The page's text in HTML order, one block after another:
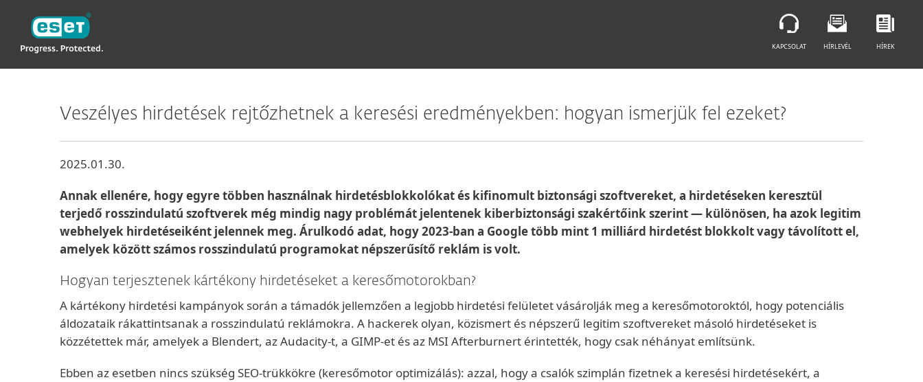
Veszélyes hirdetések rejtőzhetnek a keresési eredményekben: hogyan ismerjük fel ezeket?
2025.01.30.
Annak ellenére, hogy egyre többen használnak hirdetésblokkolókat és kifinomult biztonsági szoftvereket, a hirdetéseken keresztül
terjedő rosszindulatú szoftverek még mindig nagy problémát jelentenek kiberbiztonsági szakértőink szerint — különösen, ha azok legitim
webhelyek hirdetéseiként jelennek meg. Árulkodó adat, hogy 2023-ban a Google több mint 1 milliárd hirdetést blokkolt vagy távolított el,
amelyek között számos rosszindulatú programokat népszerűsítő reklám is volt.
Hogyan terjesztenek kártékony hirdetéseket a keresőmotorokban?
A kártékony hirdetési kampányok során a támadók jellemzően a legjobb hirdetési felületet vásárolják meg a keresőmotoroktól, hogy potenciális
áldozataik rákattintsanak a rosszindulatú reklámokra. A hackerek olyan, közismert és népszerű legitim szoftvereket másoló hirdetéseket is
közzétettek már, amelyek a Blendert, az Audacity-t, a GIMP-et és az MSI Afterburnert érintették, hogy csak néhányat említsünk.
Ebben az esetben nincs szükség SEO-trükkökre (keresőmotor optimizálás): azzal, hogy a csalók szimplán fizetnek a keresési hirdetésekért, a
ESET
KAPCSOLAT HÍRLEVÉL HÍREK